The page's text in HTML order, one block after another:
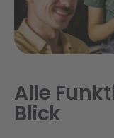
Alle
Blick